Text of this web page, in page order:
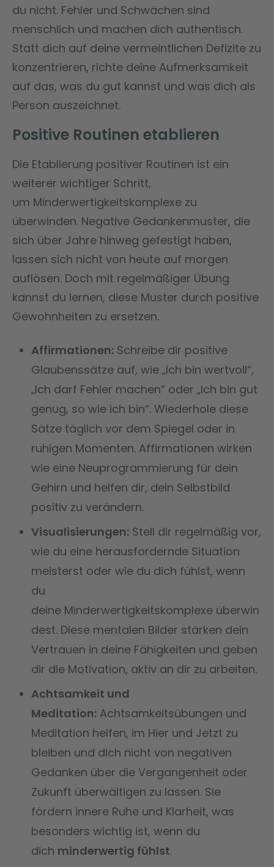
du nicht. Fehler und Schwächen sind
menschlich und machen dich authentisch.
Statt dich auf deine vermeintlichen Defizite zu
konzentrieren, richte deine Aufmerksamkeit
auf das, was du gut kannst und was dich als
Person auszeichnet​​.
Positive Routinen etablieren
Die Etablierung positiver Routinen ist ein
weiterer wichtiger Schritt,
um Minderwertigkeitskomplexe zu
überwinden. Negative Gedankenmuster, die
sich über Jahre hinweg gefestigt haben,
lassen sich nicht von heute auf morgen
auflösen. Doch mit regelmäßiger Übung
kannst du lernen, diese Muster durch positive
Gewohnheiten zu ersetzen.
Affirmationen: Schreibe dir positive
Glaubenssätze auf, wie „Ich bin wertvoll“,
„Ich darf Fehler machen“ oder „Ich bin gut
genug, so wie ich bin“. Wiederhole diese
Sätze täglich vor dem Spiegel oder in
ruhigen Momenten. Affirmationen wirken
wie eine Neuprogrammierung für dein
Gehirn und helfen dir, dein Selbstbild
positiv zu verändern.
Visualisierungen: Stell dir regelmäßig vor,
wie du eine herausfordernde Situation
meisterst oder wie du dich fühlst, wenn
du
deine Minderwertigkeitskomplexe überwin
dest. Diese mentalen Bilder stärken dein
Vertrauen in deine Fähigkeiten und geben
dir die Motivation, aktiv an dir zu arbeiten.
Achtsamkeit und
Meditation: Achtsamkeitsübungen und
Meditation helfen, im Hier und Jetzt zu
bleiben und dich nicht von negativen
Gedanken über die Vergangenheit oder
Zukunft überwältigen zu lassen. Sie
fördern innere Ruhe und Klarheit, was
besonders wichtig ist, wenn du
dich minderwertig fühlst​​.